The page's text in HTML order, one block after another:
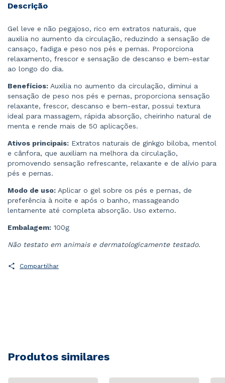
Descrição
Gel leve e não pegajoso, rico em extratos naturais, que
auxilia no aumento da circulação, reduzindo a sensação de
cansaço, fadiga e peso nos pés e pernas. Proporciona
relaxamento, frescor e sensação de descanso e bem-estar
ao longo do dia.
Benefícios: Auxilia no aumento da circulação, diminui a
sensação de peso nos pés e pernas, proporciona sensação
relaxante, frescor, descanso e bem-estar, possui textura
ideal para massagem, rápida absorção, cheirinho natural de
menta e rende mais de 50 aplicações.
Ativos principais: Extratos naturais de ginkgo biloba, mentol
e cânfora, que auxiliam na melhora da circulação,
promovendo sensação refrescante, relaxante e de alívio para
pés e pernas.
Modo de uso: Aplicar o gel sobre os pés e pernas, de
preferência à noite e após o banho, massageando
lentamente até completa absorção. Uso externo.
Embalagem: 100g
Não testato em animais e dermatologicamente testado.
Compartilhar
Produtos similares